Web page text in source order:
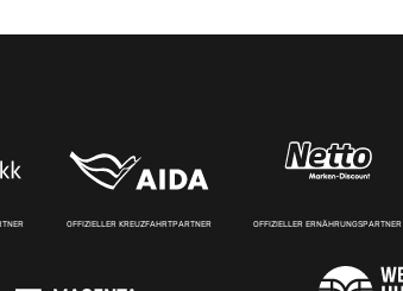
OFFIZIELLER KREUZFAHRTPARTNER OFFIZIELLER ERNÄHRUNGSPARTNER